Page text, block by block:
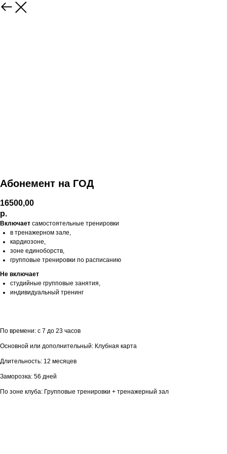
Абонемент на ГОД
16500,00
р.
Включает самостоятельные тренировки
в тренажерном зале,
кардиозоне,
зоне единоборств,
групповые тренировки по расписанию
Не включает
студийные групповые занятия,
индивидуальный тренинг
По времени: с 7 до 23 часов
Основной или дополнительный: Клубная карта
Длительность: 12 месяцев
Заморозка: 56 дней
По зоне клуба: Групповые тренировки + тренажерный зал